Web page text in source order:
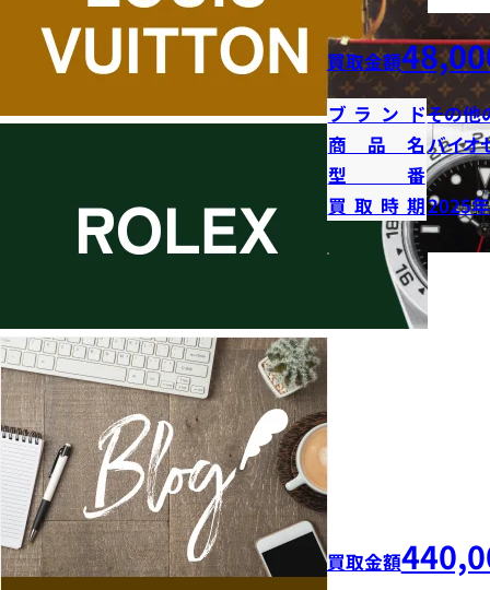
買取金額
ブランドその他
商品名バイオ
型番
買取時期2025
買取金額